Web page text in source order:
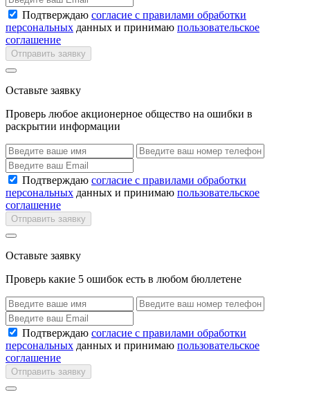
Подтверждаю согласие с правилами обработки
персональных данных и принимаю пользовательское
соглашение
Отправить заявку
Оставьте заявку
Проверь любое акционерное общество на ошибки в
раскрытии информации
Подтверждаю согласие с правилами обработки
персональных данных и принимаю пользовательское
соглашение
Отправить заявку
Оставьте заявку
Проверь какие 5 ошибок есть в любом бюллетене
Подтверждаю согласие с правилами обработки
персональных данных и принимаю пользовательское
соглашение
Отправить заявку